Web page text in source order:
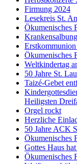
Firmung 2024
Lesekreis St.
Ökumenisches
Krankensalbung
Ökumenisches
Weltkindertag
50 Jahre St.
Taizé-Gebet
Heiligsten
Orgel rockt
Herzliche
50 Jahre ACK
Ökumenisches
Gottes Haus
Ökumenisches